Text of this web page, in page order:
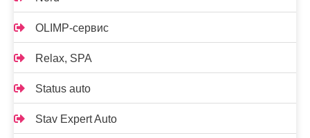
OLIMP-сервис
Relax, SPA
Status auto
Stav Expert Auto